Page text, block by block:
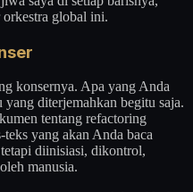
global ini.
konsernya. Apa yang Anda
diterjemahkan begitu saja.
tentang refactoring
yang akan Anda baca
diinisiasi, dikontrol,
manusia.